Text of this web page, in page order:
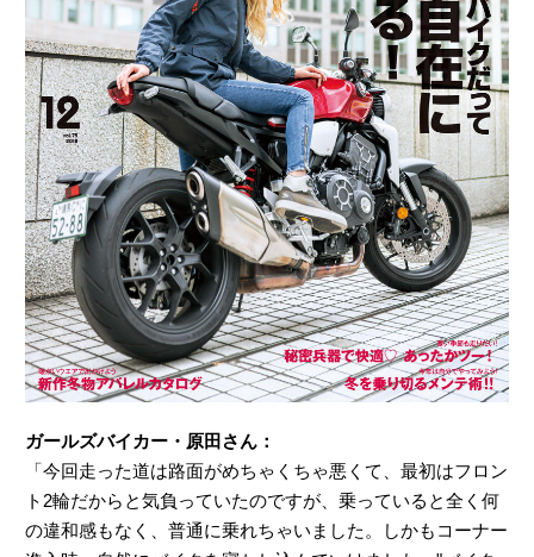
ガールズバイカー・原田さん：
「今回走った道は路面がめちゃくちゃ悪くて、最初はフロン
ト2輪だからと気負っていたのですが、乗っていると全く何
の違和感もなく、普通に乗れちゃいました。しかもコーナー